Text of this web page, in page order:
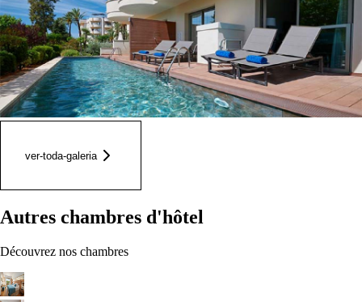
ver-toda-galeria
Autres chambres d'hôtel
Découvrez nos chambres